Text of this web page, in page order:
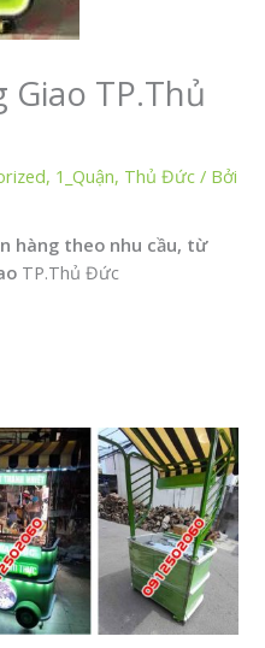
Giao TP.Thủ
, 1_Quận, Thủ Đức / Bởi
hàng theo nhu cầu, từ
TP.Thủ Đức